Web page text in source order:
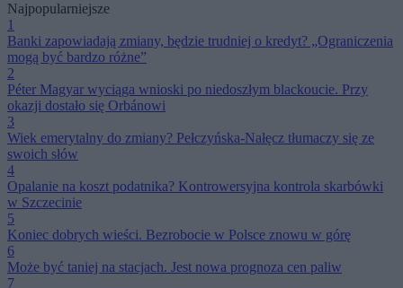
Najpopularniejsze
1
Banki zapowiadają zmiany, będzie trudniej o kredyt? „Ograniczenia
mogą być bardzo różne”
2
Péter Magyar wyciąga wnioski po niedoszłym blackoucie. Przy
okazji dostało się Orbánowi
3
Wiek emerytalny do zmiany? Pełczyńska-Nałęcz tłumaczy się ze
swoich słów
4
Opalanie na koszt podatnika? Kontrowersyjna kontrola skarbówki
w Szczecinie
5
Koniec dobrych wieści. Bezrobocie w Polsce znowu w górę
6
Może być taniej na stacjach. Jest nowa prognoza cen paliw
7